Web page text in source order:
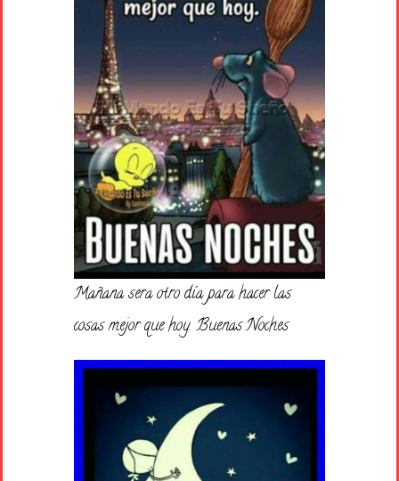
Mañana sera otro día para hacer las
cosas mejor que hoy. Buenas Noches